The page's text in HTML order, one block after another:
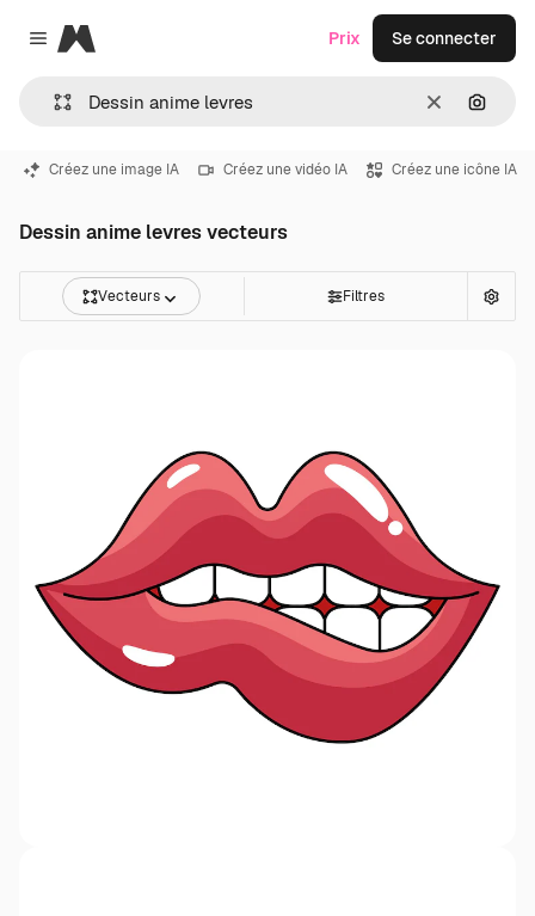
Close menu
Magnific
Effacer
Prix Se connecter
Créez une image IA Créez une vidéo IA Créez une icône IA
Dessin anime levres vecteurs
Vecteurs Filtres